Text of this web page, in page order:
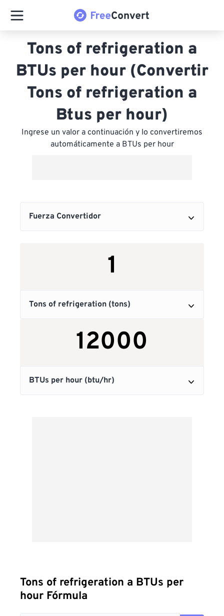
Tons of refrigeration a
BTUs per hour (Convertir
Tons of refrigeration a
Btus per hour)
Ingrese un valor a continuación y lo convertiremos
automáticamente a BTUs per hour
Tons of refrigeration a BTUs per
hour Fórmula